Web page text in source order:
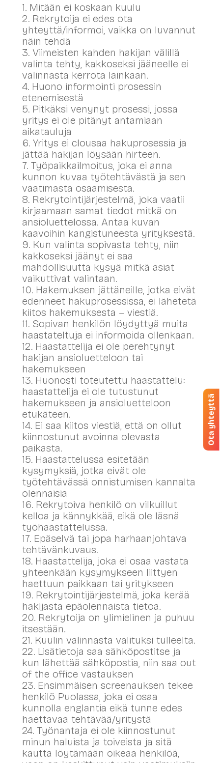
1. Mitään ei koskaan kuulu
2. Rekrytoija ei edes ota
yhteyttä/informoi, vaikka on luvannut
näin tehdä
3. Viimeisten kahden hakijan välillä
valinta tehty, kakkoseksi jääneelle ei
valinnasta kerrota lainkaan.
4. Huono informointi prosessin
etenemisestä
5. Pitkäksi venynyt prosessi, jossa
yritys ei ole pitänyt antamiaan
aikatauluja
6. Yritys ei clousaa hakuprosessia ja
jättää hakijan löysään hirteen.
7. Työpaikkailmoitus, joka ei anna
kunnon kuvaa työtehtävästä ja sen
vaatimasta osaamisesta.
8. Rekrytointijärjestelmä, joka vaatii
kirjaamaan samat tiedot mitkä on
ansioluettelossa. Antaa kuvan
kaavoihin kangistuneesta yrityksestä.
9. Kun valinta sopivasta tehty, niin
kakkoseksi jäänyt ei saa
mahdollisuutta kysyä mitkä asiat
vaikuttivat valintaan.
10. Hakemuksen jättäneille, jotka eivät
edenneet hakuprosessissa, ei lähetetä
kiitos hakemuksesta – viestiä.
11. Sopivan henkilön löydyttyä muita
haastateltuja ei informoida ollenkaan.
12. Haastattelija ei ole perehtynyt
hakijan ansioluetteloon tai
hakemukseen
13. Huonosti toteutettu haastattelu:
haastattelija ei ole tutustunut
hakemukseen ja ansioluetteloon
etukäteen.
14. Ei saa kiitos viestiä, että on ollut
kiinnostunut avoinna olevasta
paikasta.
15. Haastattelussa esitetään
kysymyksiä, jotka eivät ole
työtehtävässä onnistumisen kannalta
olennaisia
16. Rekrytoiva henkilö on vilkuillut
kelloa ja kännykkää, eikä ole läsnä
työhaastattelussa.
17. Epäselvä tai jopa harhaanjohtava
tehtävänkuvaus.
18. Haastattelija, joka ei osaa vastata
yhteenkään kysymykseen liittyen
haettuun paikkaan tai yritykseen
19. Rekrytointijärjestelmä, joka kerää
hakijasta epäolennaista tietoa.
20. Rekrytoija on ylimielinen ja puhuu
itsestään.
21. Kuulin valinnasta valituksi tulleelta.
22. Lisätietoja saa sähköpostitse ja
kun lähettää sähköpostia, niin saa out
of the office vastauksen
23. Ensimmäisen screenauksen tekee
henkilö Puolassa, joka ei osaa
kunnolla englantia eikä tunne edes
haettavaa tehtävää/yritystä
24. Työnantaja ei ole kiinnostunut
minun haluista ja toiveista ja sitä
kautta löytämään oikeaa henkilöä,
Ota yhteyttä